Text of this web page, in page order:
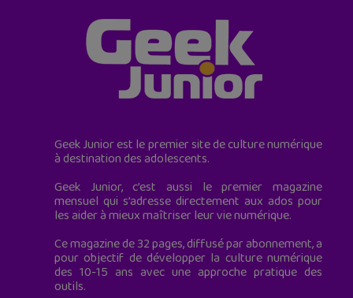
Geek Junior est le premier site de culture numérique
à destination des adolescents.
Geek Junior, c’est aussi le premier magazine
mensuel qui s’adresse directement aux ados pour
les aider à mieux maîtriser leur vie numérique.
Ce magazine de 32 pages, diffusé par abonnement, a
pour objectif de développer la culture numérique
des 10-15 ans avec une approche pratique des
outils.